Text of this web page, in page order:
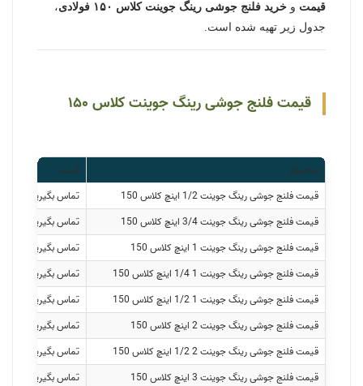
قیمت و خرید فلنج جوشی رینگ جوینت کلاس ۱۵۰ فولادی
،
جدول زیر تهیه شده است.
قیمت فلنج جوشی رینگ جوینت کلاس ۱۵۰
محصول
قیمت
قیمت فلنج جوشی رینگ جوینت 1/2 اینچ کلاس 150
تماس بگیرید
قیمت فلنج جوشی رینگ جوینت 3/4 اینچ کلاس 150
تماس بگیرید
قیمت فلنج جوشی رینگ جوینت 1 اینچ کلاس 150
تماس بگیرید
قیمت فلنج جوشی رینگ جوینت 1 1/4 اینچ کلاس 150
تماس بگیرید
قیمت فلنج جوشی رینگ جوینت 1 1/2 اینچ کلاس 150
تماس بگیرید
قیمت فلنج جوشی رینگ جوینت 2 اینچ کلاس 150
تماس بگیرید
قیمت فلنج جوشی رینگ جوینت 2 1/2 اینچ کلاس 150
تماس بگیرید
قیمت فلنج جوشی رینگ جوینت 3 اینچ کلاس 150
تماس بگیرید